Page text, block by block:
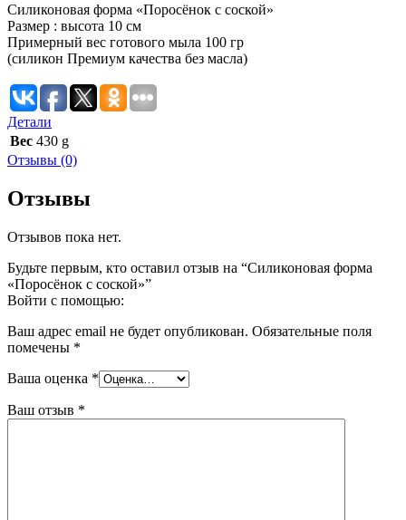
Силиконовая форма «Поросёнок с соской»
Размер : высота 10 см
Примерный вес готового мыла 100 гр
(силикон Премиум качества без масла)
Детали
Вес 430 g
Отзывы (0)
Отзывы
Отзывов пока нет.
Будьте первым, кто оставил отзыв на “Силиконовая форма
«Поросёнок с соской»”
Войти с помощью:
Ваш адрес email не будет опубликован. Обязательные поля
помечены *
Ваша оценка *
Ваш отзыв *